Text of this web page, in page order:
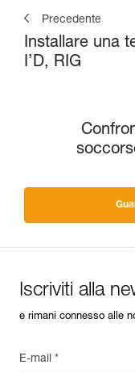
Precedente
Installare una
I’D, RIG
Iscriviti alla
e rimani connesso alle
E-mail *